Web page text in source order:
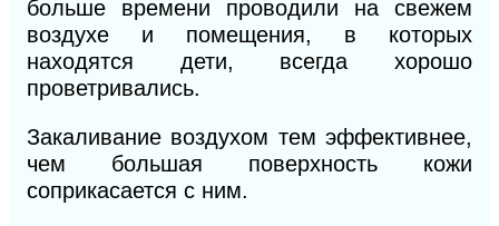
больше времени проводили на свежем
воздухе и помещения, в которых
находятся дети, всегда хорошо
проветривались.
Закаливание воздухом тем эффективнее,
чем большая поверхность кожи
соприкасается с ним.